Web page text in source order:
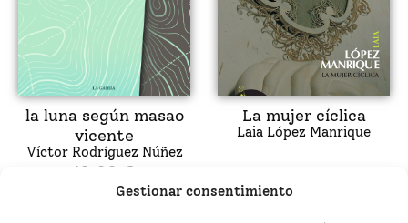
Gestionar consentimiento
la luna según masao
vicente
Víctor Rodríguez Núñez
12,00 €
La mujer cíclica
Laia López Manrique